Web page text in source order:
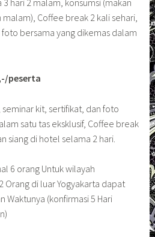
hari 2 malam, konsumsi (makan
Coffee break 2 kali sehari,
bersama yang dikemas dalam
peserta
kit, sertifikat, dan foto
satu tas eksklusif, Coffee break
siang di hotel selama 2 hari.
6 orang Untuk wilayah
Orang di luar Yogyakarta dapat
Waktunya (konfirmasi 5 Hari